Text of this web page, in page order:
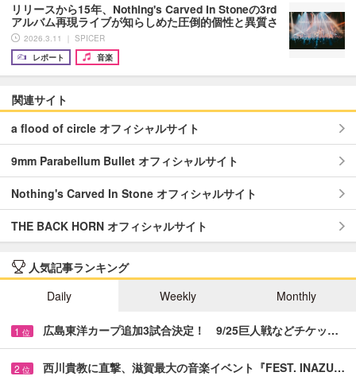
リリースから15年、Nothing's Carved In Stoneの3rd
アルバム再現ライブが知らしめた圧倒的個性と異質さ
2026.3.11 ｜ SPICER
レポート
音楽
関連サイト
a flood of circle オフィシャルサイト
9mm Parabellum Bullet オフィシャルサイト
Nothing's Carved In Stone オフィシャルサイト
THE BACK HORN オフィシャルサイト
人気記事ランキング
Daily
Weekly Monthly
1 位 広島東洋カープ追加3試合決定！ 9/25巨人戦などチケッ…
2 位 西川貴教に直撃、滋賀最大の音楽イベント『FEST. INAZU…